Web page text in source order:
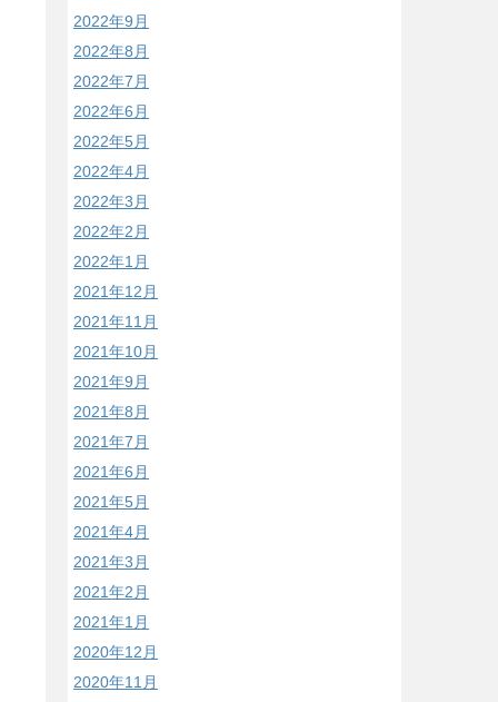
2022年9月
2022年8月
2022年7月
2022年6月
2022年5月
2022年4月
2022年3月
2022年2月
2022年1月
2021年12月
2021年11月
2021年10月
2021年9月
2021年8月
2021年7月
2021年6月
2021年5月
2021年4月
2021年3月
2021年2月
2021年1月
2020年12月
2020年11月